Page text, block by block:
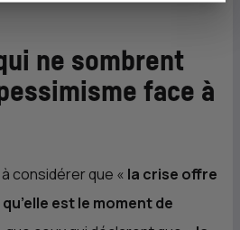
ne sombrent
face à
considérer que « la crise offre
est le moment de